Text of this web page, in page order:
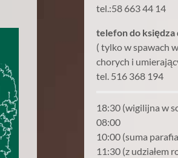
tel.:58 663 44 14
telefon do księdza
( tylko w spawach
chorych i
tel. 516 368 194
18:30 (wigilijna w
08:00
10:00 (suma
11:30 (z udziałem